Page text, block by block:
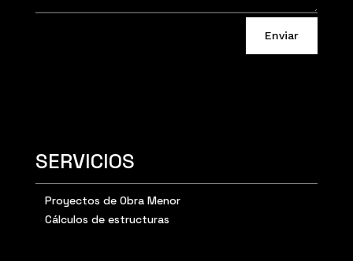
Enviar
SERVICIOS
Proyectos de Obra Menor
Cálculos de estructuras